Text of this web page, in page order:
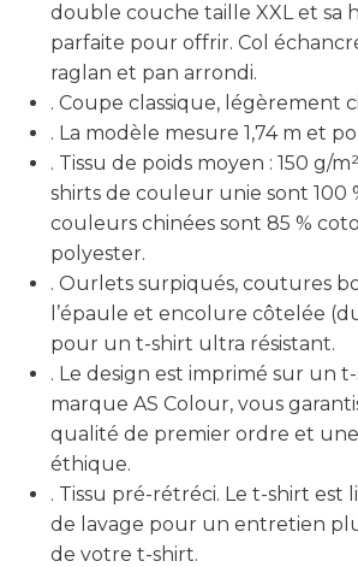
double couche taille XXL et sa
parfaite pour offrir. Col
raglan et pan arrondi.
. Coupe classique, légèrement
. La modèle mesure 1,74 m et
. Tissu de poids moyen : 150 g/
shirts de couleur unie sont 100
couleurs chinées sont 85 %
polyester.
. Ourlets surpiqués, coutures
l’épaule et encolure côtelée
pour un t-shirt ultra résistant.
. Le design est imprimé sur un
marque AS Colour, vous
qualité de premier ordre et
éthique.
. Tissu pré-rétréci. Le t-shirt est
de lavage pour un entretien
de votre t-shirt.